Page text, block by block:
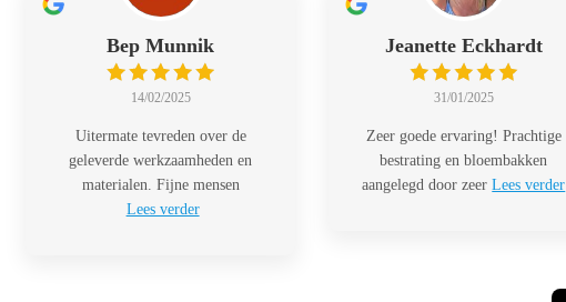
Bep Munnik
14/02/2025
Uitermate tevreden over de
geleverde werkzaamheden en
materialen. Fijne mensen
Lees verder
Jeanette Eckhardt
31/01/2025
Zeer goede ervaring! Prachtige
bestrating en bloembakken
aangelegd door zeer Lees verder